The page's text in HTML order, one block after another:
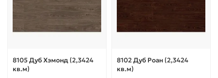
8105 Дуб Хэмонд (2,3424
кв.м)
8102 Дуб Роан (2,3424
кв.м)